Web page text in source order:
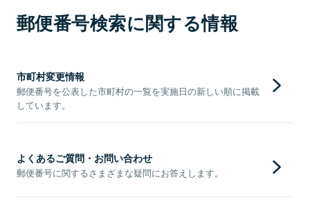
郵便番号検索に関する情報
市町村変更情報
郵便番号を公表した市町村の一覧を実施日の新しい順に掲載
しています。
よくあるご質問・お問い合わせ
郵便番号に関するさまざまな疑問にお答えします。